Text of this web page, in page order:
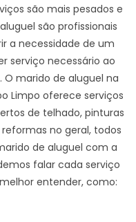
são mais pesados e
são profissionais
a necessidade de um
serviço necessário ao
marido de aluguel na
Limpo oferece serviços
de telhado, pinturas
no geral, todos
de aluguel com a
falar cada serviço
entender, como: